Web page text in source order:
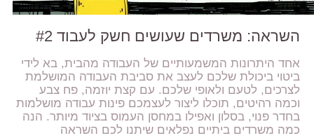
השראה: משרדים שעושים חשק לעבוד #2
אחד היתרונות המשמעותיים של העבודה מהבית, בא לידי
ביטוי ביכולת שלכם לעצב את סביבת העבודה המושלמת
לצרכים, לטעם ולאופי שלכם. עם קצת יוזמה, פח צבע
וכמה רהיטים, תוכלו ליצור לעצמכם פינות עבודה מושלמות
בחדר פנוי, בסלון ואפילו במחסן העמוס בציוד מיותר. הנה
כמה משרדים ביתיים נפלאים שיתנו לכם השראה